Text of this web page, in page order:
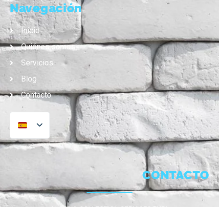
Navegación
Inicio
Quiénes somos
Servicios
Blog
Contacto
CONTACTO